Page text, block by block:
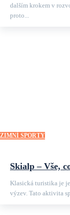
dalším krokem v rozvoji
proto...
ZIMNÍ SPORTY
Skialp – Vše,
Klasická turistika je
výzev. Tato aktivita